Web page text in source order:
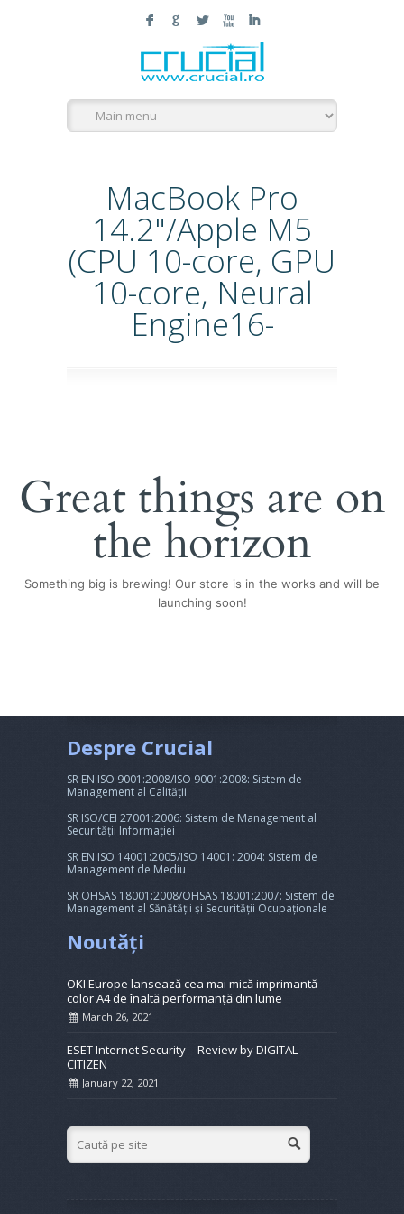
F G L X I
MacBook Pro
14.2"/Apple M5
(CPU 10-core, GPU
10-core, Neural
Engine16-
Great things are on
the horizon
Something big is brewing! Our store is in the works and will be
launching soon!
Despre Crucial
SR EN ISO 9001:2008/ISO 9001:2008: Sistem de
Management al Calității
SR ISO/CEI 27001:2006: Sistem de Management al
Securității Informației
SR EN ISO 14001:2005/ISO 14001: 2004: Sistem de
Management de Mediu
SR OHSAS 18001:2008/OHSAS 18001:2007: Sistem de
Management al Sănătății și Securității Ocupaționale
Noutăți
OKI Europe lansează cea mai mică imprimantă
color A4 de înaltă performanță din lume
March 26, 2021
ESET Internet Security – Review by DIGITAL
CITIZEN
January 22, 2021